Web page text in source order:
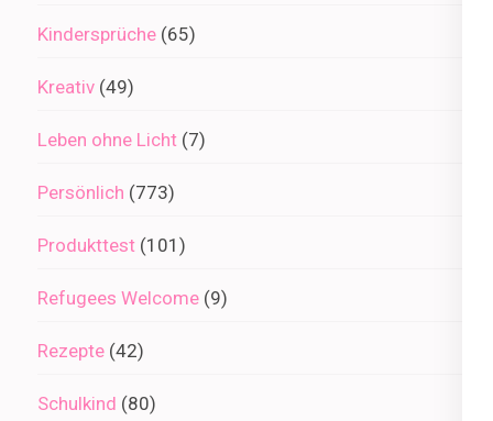
Kindersprüche (65)
Kreativ (49)
Leben ohne Licht (7)
Persönlich (773)
Produkttest (101)
Refugees Welcome (9)
Rezepte (42)
Schulkind (80)